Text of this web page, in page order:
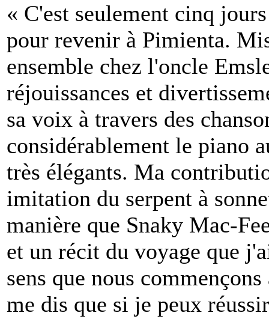
« C'est seulement cinq
pour revenir à Pimienta.
ensemble chez l'oncle
réjouissances et
sa voix à travers des
considérablement le piano
très élégants. Ma
imitation du serpent à
manière que Snaky Mac-
et un récit du voyage que
sens que nous
me dis que si je peux